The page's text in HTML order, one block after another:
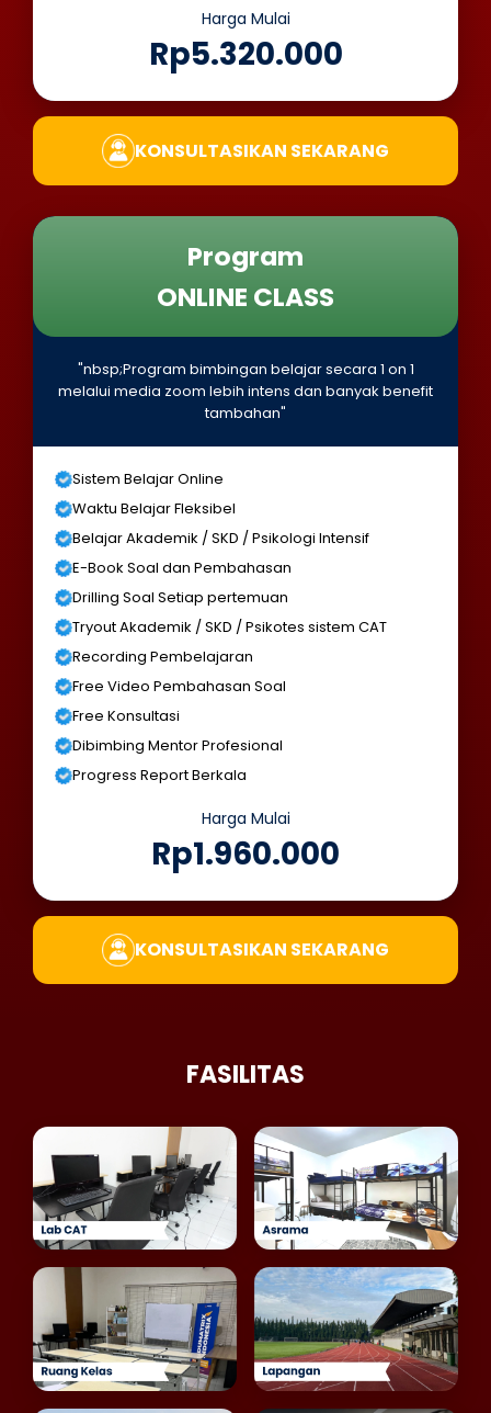
Harga Mulai
Rp5.320.000
KONSULTASIKAN SEKARANG
Program
ONLINE CLASS
"nbsp;Program bimbingan belajar secara 1 on 1
melalui media zoom lebih intens dan banyak benefit
tambahan"
Sistem Belajar Online
Waktu Belajar Fleksibel
Belajar Akademik / SKD / Psikologi Intensif
E-Book Soal dan Pembahasan
Drilling Soal Setiap pertemuan
Tryout Akademik / SKD / Psikotes sistem CAT
Recording Pembelajaran
Free Video Pembahasan Soal
Free Konsultasi
Dibimbing Mentor Profesional
Progress Report Berkala
Harga Mulai
Rp1.960.000
KONSULTASIKAN SEKARANG
FASILITAS